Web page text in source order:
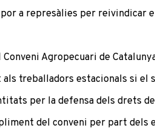
a represàlies per reivindicar
Conveni Agropecuari de
treballadors estacionals si el
per la defensa dels drets
del conveni per part dels